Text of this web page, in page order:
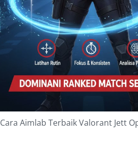
Cara Aimlab Terbaik Valorant Jett